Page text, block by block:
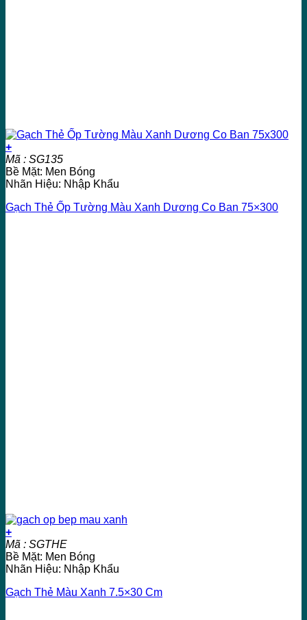
+
Mã : SG135
Bề Mặt: Men Bóng
Nhãn Hiệu: Nhập Khẩu
Gạch Thẻ Ốp Tường Màu Xanh Dương Co Ban 75×300
+
Mã : SGTHE
Bề Mặt: Men Bóng
Nhãn Hiệu: Nhập Khẩu
Gạch Thẻ Màu Xanh 7.5×30 Cm